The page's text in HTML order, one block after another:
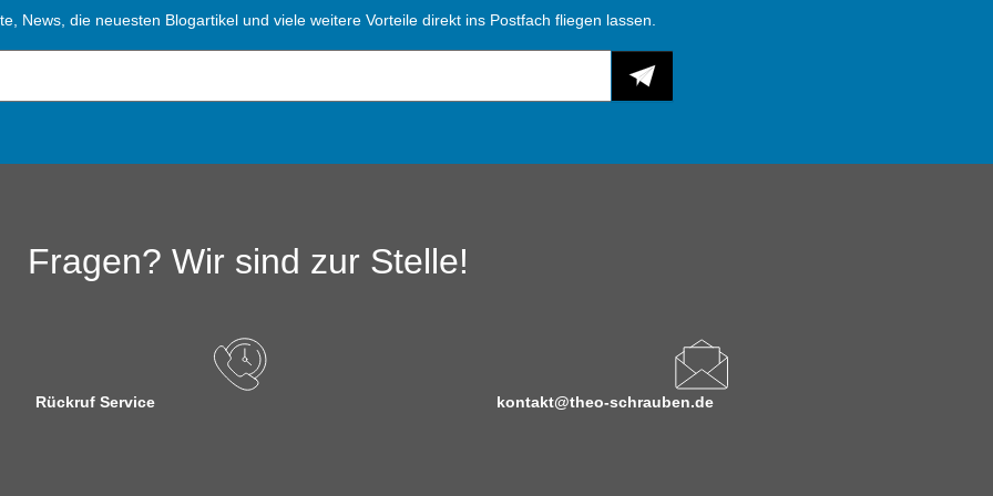
News, die neuesten Blogartikel und viele weitere Vorteile direkt ins Postfach fliegen lassen.
Fragen? Wir sind zur Stelle!
Rückruf Service kontakt@theo-schrauben.de